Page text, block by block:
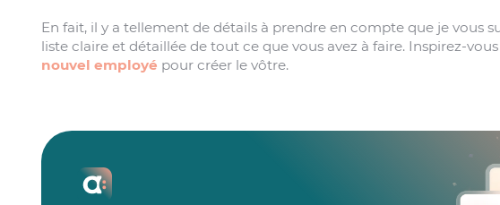
En fait, il y a tellement de détails à prendre en compte que je vous
liste claire et détaillée de tout ce que vous avez à faire. Inspirez-
nouvel employé pour créer le vôtre.